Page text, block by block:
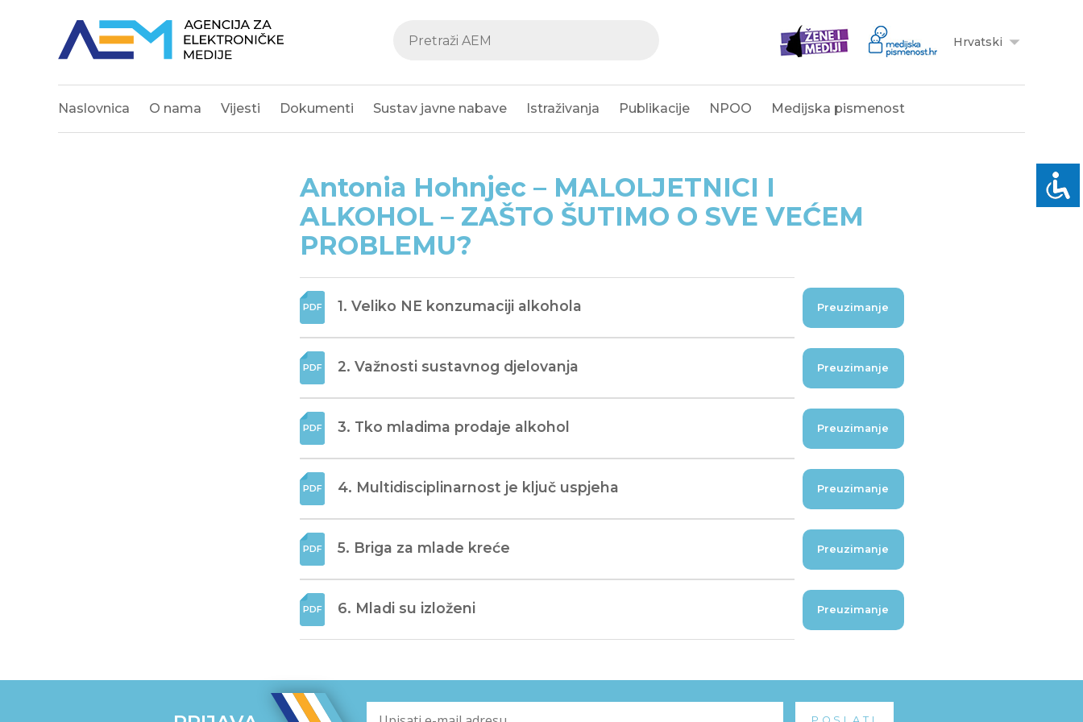
Hrvatski
Naslovnica O nama Vijesti Dokumenti Sustav javne nabave Istraživanja Publikacije NPOO Medijska pismenost
Antonia Hohnjec – MALOLJETNICI I
ALKOHOL – ZAŠTO ŠUTIMO O SVE VEĆEM
PROBLEMU?
1. Veliko NE konzumaciji alkohola Preuzimanje
2. Važnosti sustavnog djelovanja Preuzimanje
3. Tko mladima prodaje alkohol Preuzimanje
4. Multidisciplinarnost je ključ uspjeha Preuzimanje
5. Briga za mlade kreće Preuzimanje
6. Mladi su izloženi Preuzimanje